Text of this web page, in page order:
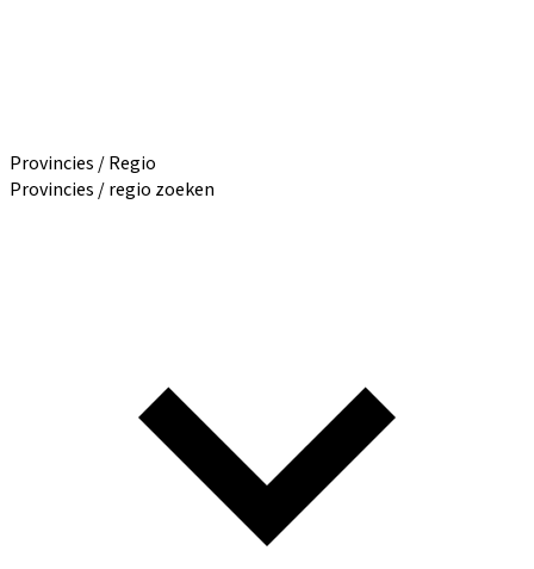
Provincies / Regio
Provincies / regio zoeken